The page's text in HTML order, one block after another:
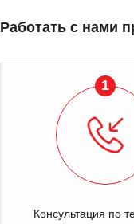
Работать с нами
1
Консультация по